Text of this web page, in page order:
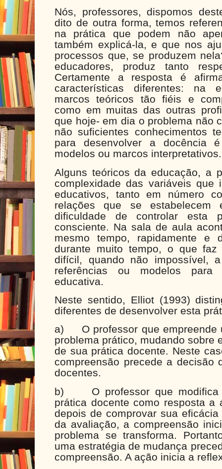
Nós, professores, dispomos
dito de outra forma, temos
na prática que podem não
também explicá-la, e que nos
processos que, se produzem
educadores, produz tanto
Certamente a resposta é
características diferentes: na
marcos teóricos tão fiéis e
como em muitas das outras
que hoje- em dia o problema não
não suficientes conhecimentos
para desenvolver a docência
modelos ou marcos interpretativos.
Alguns teóricos da educação, a
complexidade das variáveis que
educativos, tanto em número
relações que se estabelecem
dificuldade de controlar esta
consciente. Na sala de aula
mesmo tempo, rapidamente e
durante muito tempo, o que
difícil, quando não impossível,
referências ou modelos para
educativa.
Neste sentido, Elliot (1993)
diferentes de desenvolver esta
a)
O professor que
problema prático, mudando sobre
de sua prática docente. Neste
compreensão precede a decisão
docentes.
b)
O professor que
prática docente como resposta a
depois de comprovar sua
da avaliação, a compreensão
problema se transforma.
uma estratégia de mudança
compreensão. A ação inicia a